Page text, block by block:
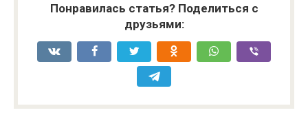
Понравилась статья? Поделиться с
друзьями: